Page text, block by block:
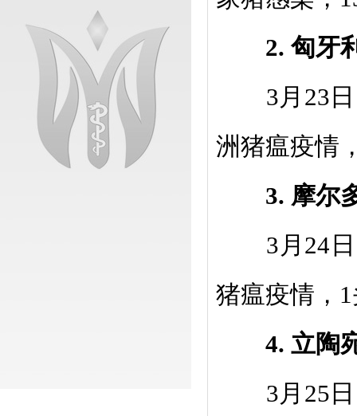
2. 匈牙
3月 23
洲猪瘟疫情
3. 摩尔
3 月 24
猪瘟疫情， 1
4. 立陶
3月 25